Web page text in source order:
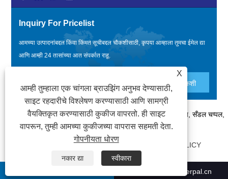
Inquiry For Pricelist
आमच्या उत्पादनांबद्दल किंवा किंमत सूचीबद्दल चौकशीसाठी, कृपया आम्हाला तुमचा ईमेल द्या
आणि आम्ही 24 तासांच्या आत संपर्कात राहू.
कॉपीराइट © 2022 झियामेन एव्हरपल ट्रेड कंपनी, लिमिटेड - फ्लिप फ्लॉप, सँडल चप्पल,
स्लाइड्स चप्पल - सर्व हक्क राखीव आहेत.
SITEMAP|RSS|XML PRIVACY POLICY
X
आम्ही तुम्हाला एक चांगला ब्राउझिंग अनुभव देण्यासाठी,
साइट रहदारीचे विश्लेषण करण्यासाठी आणि सामग्री
वैयक्तिकृत करण्यासाठी कुकीज वापरतो. ही साइट
वापरून, तुम्ही आमच्या कुकीजच्या वापरास सहमती देता.
गोपनीयता धोरण
नकार द्या
स्वीकारा
rufuswei@everpal.cn